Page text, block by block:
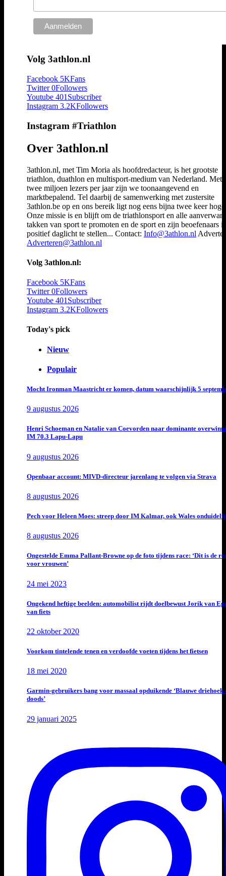
Volg 3athlon.nl
Facebook 5KFans
Twitter 0Followers
Youtube 401 Subscriber
Instagram 3.2KFollowers
Instagram #Triathlon
Over 3athlon.nl
3athlon.nl, met Tim Moria als hoofdredacteur, is het grootste
triathlon, duathlon en multisport-medium van Nederland. Met
twee miljoen lezers per jaar zijn we toonaangevend en
marktbepalend. Tel daarbij de samenwerking met zustersite
3athlon.be op en ons bereik ligt nog eens bijna twee keer
Onze missie is en blijft om de triathlonsport en alle
takken van sport te promoten en de sport en zijn beoefenaars
positief daglicht te stellen... Contact: Info@3athlon.nl
Adverteren@3athlon.nl
Volg 3athlon.nl:
Facebook 5KFans
Twitter 0Followers
Youtube 401 Subscriber
Instagram 3.2KFollowers
Today's pick
Nieuw
Populair
Mocht Ironman Maastricht er komen, datum waarschijnlijk 5
9 augustus 2026
Henri Schoeman en Natalie van Coevorden naar dominante
IM 70.3 Lapu-Lapu
9 augustus 2026
Openbaar account: MIVD-directeur jarenlang te volgen via Strava
8 augustus 2026
Pech voor Heleen Moes: streep door IM Kalmar, ook Wales
8 augustus 2026
Ongestelde Emma Pallant-Browne op de foto tijdens race: ‘Dit is de
voor vrouwen’
24 mei 2023
Ongekend heftige beelden: automobilist rijdt doelbewust Jorik van
van fiets
22 oktober 2020
Voorkom tintelende tenen en verdoofde voeten tijdens het fietsen
18 mei 2020
Garmin-gebruikers bang voor massaal opduikende ‘Blauwe driehoek
doods’
29 januari 2025